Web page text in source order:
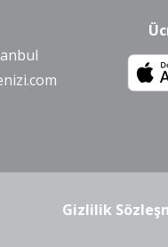
Gizlilik